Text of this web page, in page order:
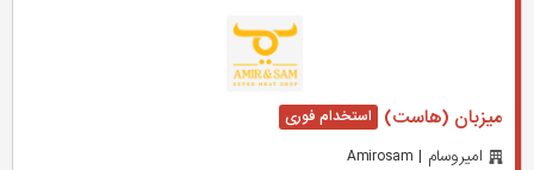
میزبان (هاست)
امیروسام | Amirosam